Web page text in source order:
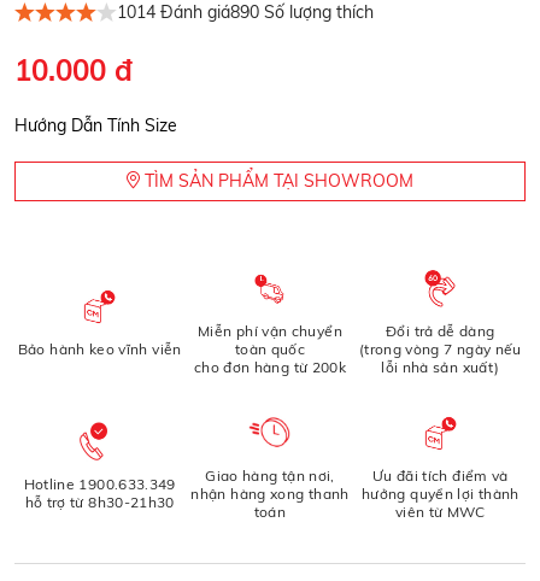
1014 Đánh giá890 Số lượng thích
10.000 đ
Hướng Dẫn Tính Size
TÌM SẢN PHẨM TẠI SHOWROOM
Bảo hành keo vĩnh viễn
Miễn phí vận chuyển
toàn quốc
cho đơn hàng từ 200k
Đổi trả dễ dàng
(trong vòng 7 ngày nếu
lỗi nhà sản xuất)
Hotline 1900.633.349
hỗ trợ từ 8h30-21h30
Giao hàng tận nơi,
nhận hàng xong thanh
toán
Ưu đãi tích điểm và
hưởng quyền lợi thành
viên từ MWC